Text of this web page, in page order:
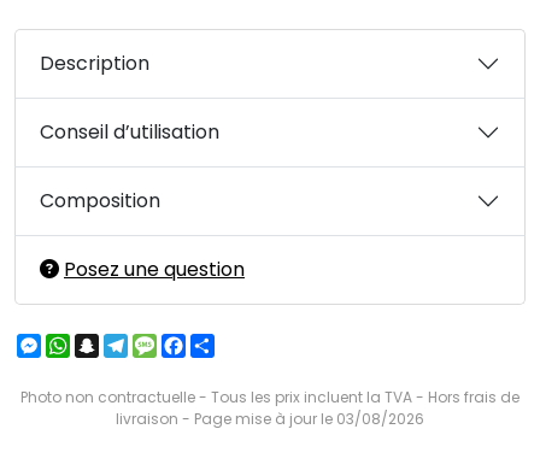
Description
Conseil d’utilisation
Composition
Posez une question
Messenger
WhatsApp
Snapchat
Telegram
MessageFacebook
Photo non contractuelle - Tous les prix incluent la TVA - Hors frais de
livraison - Page mise à jour le 03/08/2026